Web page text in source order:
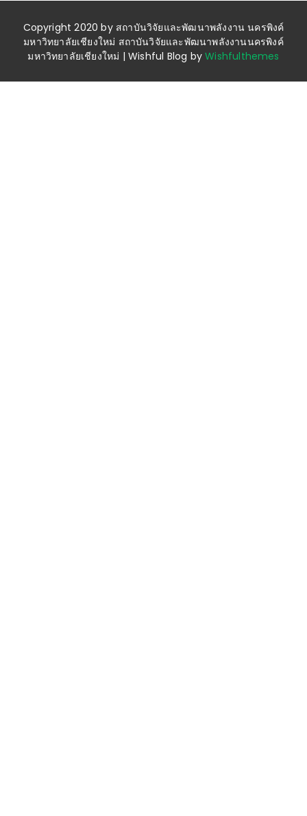
Copyright 2020 by สถาบันวิจัยและพัฒนาพลังงาน นครพิงค์
มหาวิทยาลัยเชียงใหม่ สถาบันวิจัยและพัฒนาพลังงานนครพิงค์
มหาวิทยาลัยเชียงใหม่ | Wishful Blog byWishfulthemes